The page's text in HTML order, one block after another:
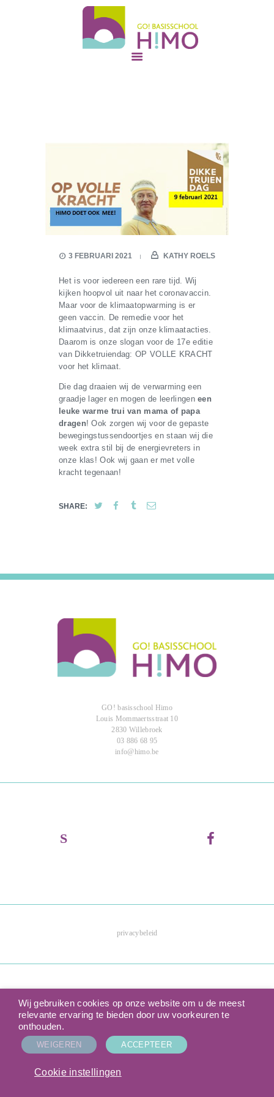
GO! basisschool Himo
GO! ONDERWIJS VAN DE VLAAMSE GEMEENSCHAP GELIJKE KANSEN – KWALITEITSVOL ONDERWIJS –
SAMEN LEREN SAMENLEVEN
START
ONZE SCHOOL
NIEUWE OUDERS
3 FEBRUARI 2021 KATHY ROELS
Het is voor iedereen een rare tijd. Wij
kijken hoopvol uit naar het coronavaccin.
Maar voor de klimaatopwarming is er
geen vaccin. De remedie voor het
klimaatvirus, dat zijn onze klimaatacties.
Daarom is onze slogan voor de 17e editie
van Dikketruiendag: OP VOLLE KRACHT
voor het klimaat.
Die dag draaien wij de verwarming een
graadje lager en mogen de leerlingeneen
leuke warme trui van mama of papa
dragen! Ook zorgen wij voor de gepaste
bewegingstussendoortjes en staan wij die
week extra stil bij de energievreters in
onze klas! Ook wij gaan er met volle
kracht tegenaan!
SHARE:
GO! basisschool Himo
Louis Mommaertsstraat 10
2830 Willebroek
03 886 68 95
info@himo.be
privacybeleid
Wij gebruiken cookies op onze website om u de meest
relevante ervaring te bieden door uw voorkeuren te
onthouden.
WEIGEREN ACCEPTEER
Cookie instellingen